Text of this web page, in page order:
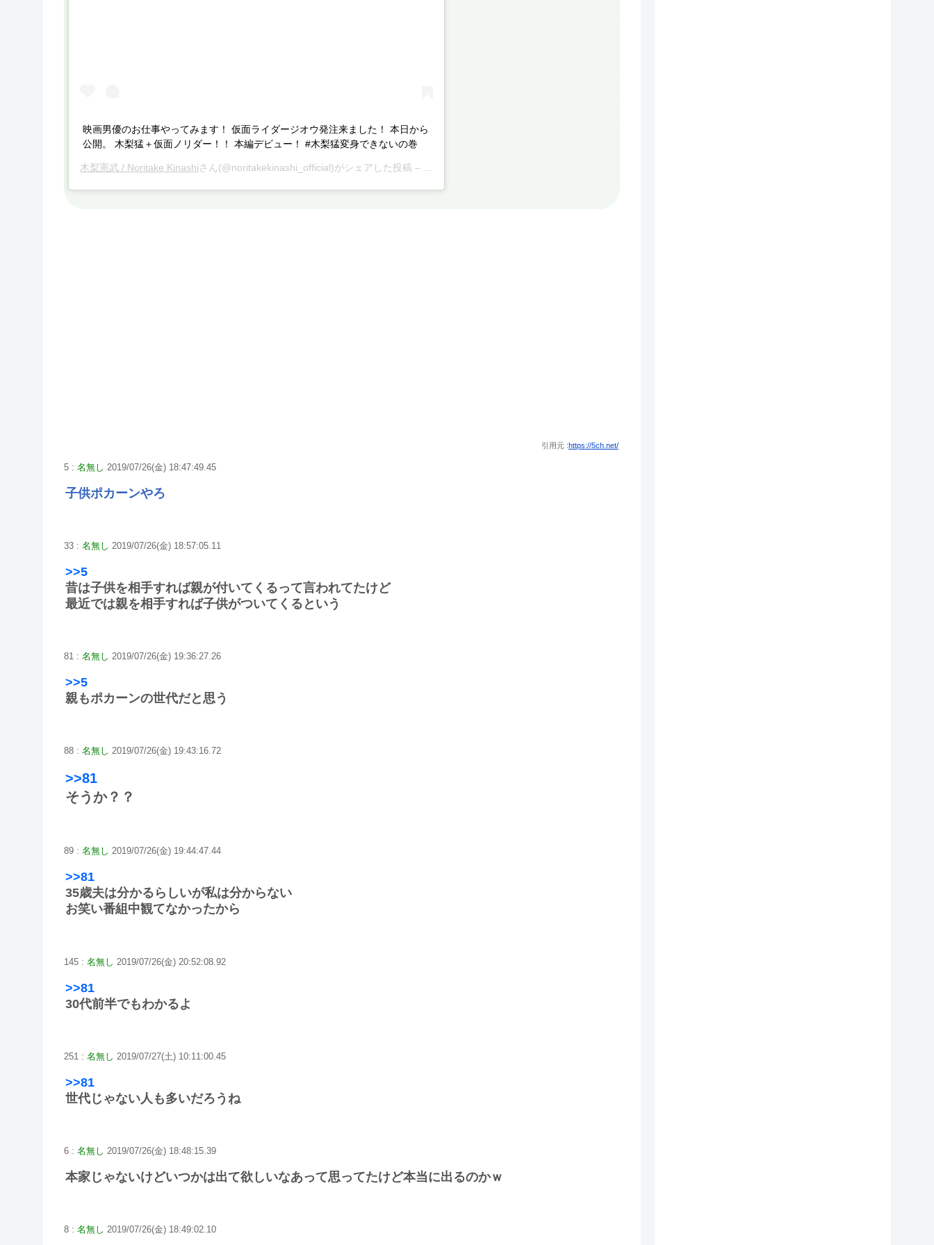
映画男優のお仕事やってみます！ 仮面ライダージオウ発注来ました！ 本日から
公開。 木梨猛＋仮面ノリダー！！ 本編デビュー！ #木梨猛変身できないの巻
木梨憲武 / Noritake Kinashiさん(@noritakekinashi_official)がシェアした投稿 –
引用元 :https://5ch.net/
5 : 名無し 2019/07/26(金) 18:47:49.45
子供ポカーンやろ
33 : 名無し 2019/07/26(金) 18:57:05.11
>>5
昔は子供を相手すれば親が付いてくるって言われてたけど
最近では親を相手すれば子供がついてくるという
81 : 名無し 2019/07/26(金) 19:36:27.26
>>5
親もポカーンの世代だと思う
88 : 名無し 2019/07/26(金) 19:43:16.72
>>81
そうか？？
89 : 名無し 2019/07/26(金) 19:44:47.44
>>81
35歳夫は分かるらしいが私は分からない
お笑い番組中観てなかったから
145 : 名無し 2019/07/26(金) 20:52:08.92
>>81
30代前半でもわかるよ
251 : 名無し 2019/07/27(土) 10:11:00.45
>>81
世代じゃない人も多いだろうね
6 : 名無し 2019/07/26(金) 18:48:15.39
本家じゃないけどいつかは出て欲しいなあって思ってたけど本当に出るのかｗ
8 : 名無し 2019/07/26(金) 18:49:02.10